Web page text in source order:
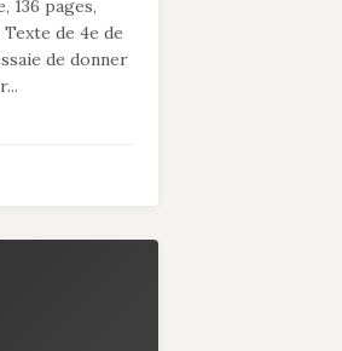
136 pages,
de 4e de
de donner